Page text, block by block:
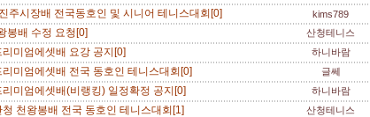
주시장배 전국동호인 및 시니어 테니스대회[0] kims789
봉배 수정 요청[0] 산청테니스
미엄에셋배 요강 공지[0] 하니바람
미엄에셋배 전국 동호인 테니스대회[0] 글쎄
미엄에셋배(비랭킹) 일정확정 공지[0] 하니바람
천왕봉배 전국 동호인 테니스대회[1] 산청테니스